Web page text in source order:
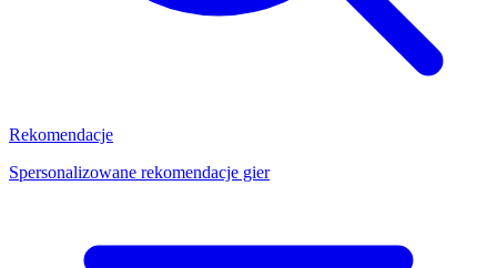
Rekomendacje
Spersonalizowane rekomendacje gier